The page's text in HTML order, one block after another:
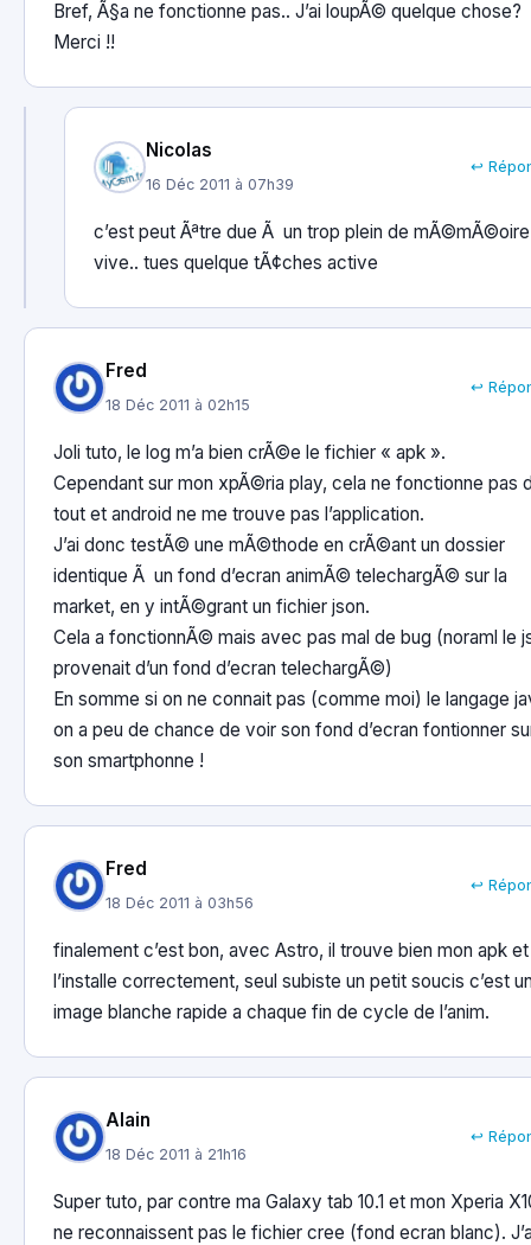
Bref, Ã§a ne fonctionne pas.. J’ai loupÃ© quelque chose?
Merci !!
Nicolas
16 Déc 2011 à 07h39
↩
c’est peut Ãªtre due Ã un trop plein de mÃ©mÃ©oire
vive.. tues quelque tÃ¢ches active
Fred
18 Déc 2011 à 02h15
↩
Joli tuto, le log m’a bien crÃ©e le fichier « apk ».
Cependant sur mon xpÃ©ria play, cela ne fonctionne pas
tout et android ne me trouve pas l’application.
J’ai donc testÃ© une mÃ©thode en crÃ©ant un dossier
identique Ã un fond d’ecran animÃ© telechargÃ© sur la
market, en y intÃ©grant un fichier json.
Cela a fonctionnÃ© mais avec pas mal de bug (noraml le
provenait d’un fond d’ecran telechargÃ©)
En somme si on ne connait pas (comme moi) le langage
on a peu de chance de voir son fond d’ecran fontionner
son smartphonne !
Fred
18 Déc 2011 à 03h56
↩
finalement c’est bon, avec Astro, il trouve bien mon apk et
l’installe correctement, seul subiste un petit soucis c’est
image blanche rapide a chaque fin de cycle de l’anim.
Alain
18 Déc 2011 à 21h16
↩
Super tuto, par contre ma Galaxy tab 10.1 et mon Xperia
ne reconnaissent pas le fichier cree (fond ecran blanc).